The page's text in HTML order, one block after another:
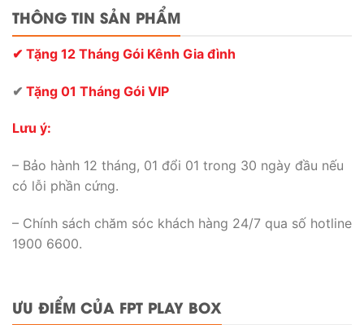
THÔNG TIN SẢN PHẨM
✔ Tặng 12 Tháng Gói Kênh Gia đình
✔ Tặng 01 Tháng Gói VIP
Lưu ý:
– Bảo hành 12 tháng, 01 đổi 01 trong 30 ngày đầu nếu
có lỗi phần cứng.
– Chính sách chăm sóc khách hàng 24/7 qua số hotline
1900 6600.
ƯU ĐIỂM CỦA FPT PLAY BOX